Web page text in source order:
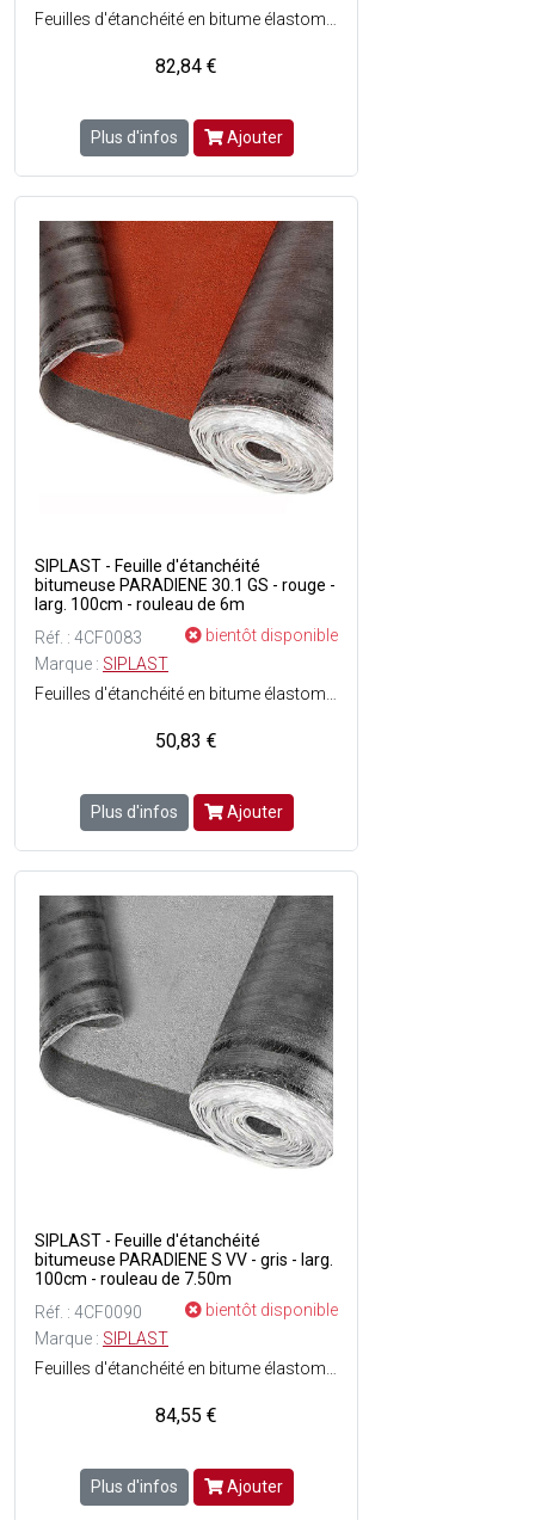
82,84 €
Plus d'infos Ajouter
SIPLAST - Feuille d'étanchéité
bitumeuse PARADIENE 30.1 GS - rouge -
larg. 100cm - rouleau de 6m
Réf. : 4CF0083
bientôt disponible
Marque : SIPLAST
50,83 €
Plus d'infos Ajouter
SIPLAST - Feuille d'étanchéité
bitumeuse PARADIENE S VV - gris - larg.
100cm - rouleau de 7.50m
Réf. : 4CF0090
bientôt disponible
Marque : SIPLAST
84,55 €
Plus d'infos Ajouter